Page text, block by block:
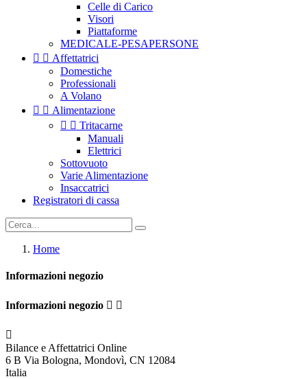
Celle di Carico
Visori
Piattaforme
MEDICALE-PESAPERSONE
  Affettatrici
Domestiche
Professionali
A Volano
  Alimentazione
  Tritacarne
Manuali
Elettrici
Sottovuoto
Varie Alimentazione
Insaccatrici
Registratori di cassa
Home
Informazioni negozio
Informazioni negozio  

Bilance e Affettatrici Online
6 B Via Bologna, Mondovì, CN 12084
Italia